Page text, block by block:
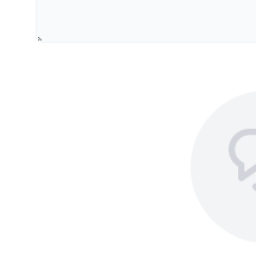
تطبيقاتك إلى مستوى جديد!